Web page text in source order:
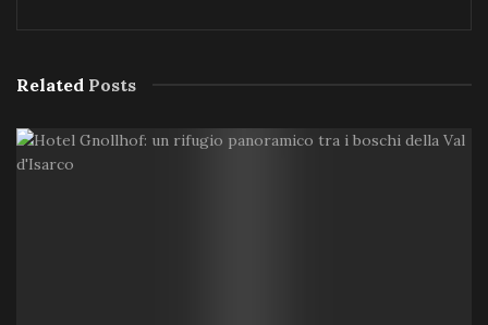
Related Posts